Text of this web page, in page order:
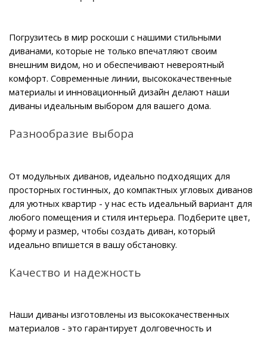
Погрузитесь в мир роскоши с нашими стильными
диванами, которые не только впечатляют своим
внешним видом, но и обеспечивают невероятный
комфорт. Современные линии, высококачественные
материалы и инновационный дизайн делают наши
диваны идеальным выбором для вашего дома.
Разнообразие выбора
От модульных диванов, идеально подходящих для
просторных гостинных, до компактных угловых диванов
для уютных квартир - у нас есть идеальный вариант для
любого помещения и стиля интерьера. Подберите цвет,
форму и размер, чтобы создать диван, который
идеально впишется в вашу обстановку.
Качество и надежность
Наши диваны изготовлены из высококачественных
материалов - это гарантирует долговечность и